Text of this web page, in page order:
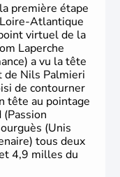
première étape
Atlantique
virtuel de la
Laperche
a vu la tête
de Nils Palmieri
de contourner
tête au pointage
(Unis
tous deux
4,9 milles du